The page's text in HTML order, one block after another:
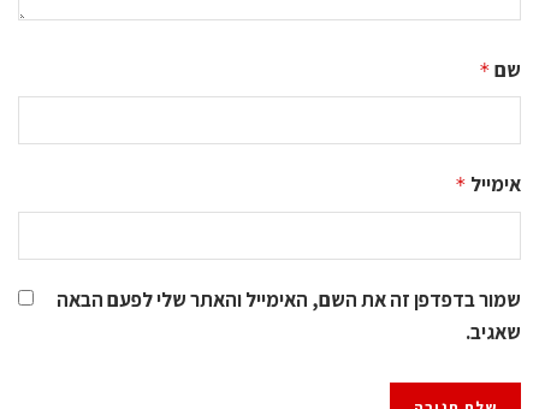
שם *
אימייל *
שמור בדפדפן זה את השם, האימייל והאתר שלי לפעם הבאה
שאגיב.